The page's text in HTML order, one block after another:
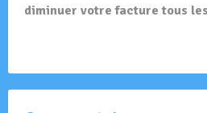
diminuer votre facture tous